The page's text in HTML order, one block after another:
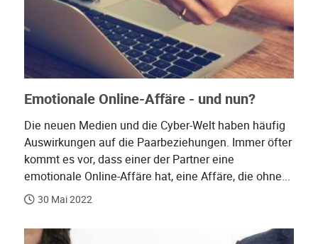
Emotionale Online-Affäre - und nun?
Die neuen Medien und die Cyber-Welt haben häufig
Auswirkungen auf die Paarbeziehungen. Immer öfter
kommt es vor, dass einer der Partner eine
emotionale Online-Affäre hat, eine Affäre, die ohne...
30 Mai 2022